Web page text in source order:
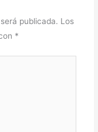
publicada. Los
*